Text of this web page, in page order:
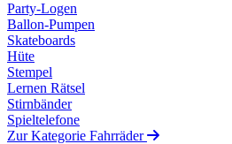
Party-Logen
Ballon-Pumpen
Skateboards
Hüte
Stempel
Lernen Rätsel
Stirnbänder
Spieltelefone
Zur Kategorie Fahrräder